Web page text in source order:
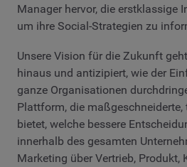
Manager hervor, die erstklassige
um ihre Social-Strategien zu
Unsere Vision für die Zukunft
hinaus und antizipiert, wie der
ganze Organisationen
Plattform, die
bietet, welche bessere
innerhalb des gesamten
Marketing über Vertrieb, Produkt,